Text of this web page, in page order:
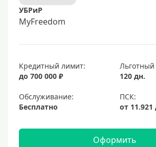
УБРиР
MyFreedom
Кредитный лимит:
до 700 000 ₽
120 дн.
Обслуживание:
Бесплатно
Оформить